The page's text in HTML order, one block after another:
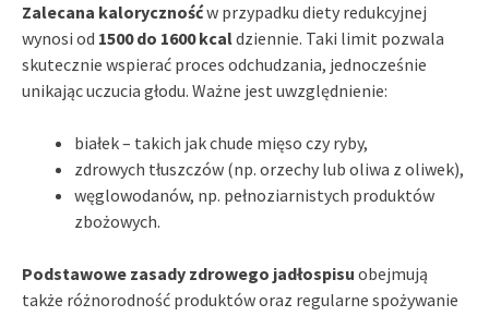
Zalecana kalorycznośćw przypadku diety redukcyjnej
wynosi od 1500 do 1600 kcaldziennie. Taki limit pozwala
skutecznie wspierać proces odchudzania, jednocześnie
unikając uczucia głodu. Ważne jest uwzględnienie:
białek – takich jak chude mięso czy ryby,
zdrowych tłuszczów (np. orzechy lub oliwa z oliwek),
węglowodanów, np. pełnoziarnistych produktów
zbożowych.
Podstawowe zasady zdrowego jadłospisu obejmują
także różnorodność produktów oraz regularne spożywanie